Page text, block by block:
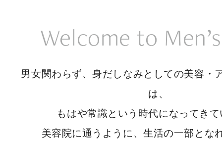
Welcome to
男女関わらず、身だしなみとしての美容・
は、
もはや常識という時代になってき
美容院に通うように、生活の一部とな